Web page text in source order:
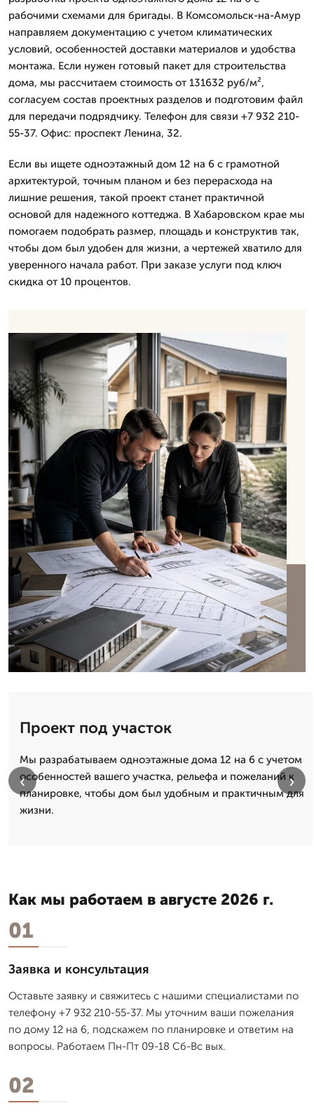
рабочими схемами для бригады. В Комсомольск-на-Амур
направляем документацию с учетом климатических
условий, особенностей доставки материалов и удобства
монтажа. Если нужен готовый пакет для строительства
дома, мы рассчитаем стоимость от 131632 руб/м²,
согласуем состав проектных разделов и подготовим файл
для передачи подрядчику. Телефон для связи +7 932 210-
55-37. Офис: проспект Ленина, 32.
Если вы ищете одноэтажный дом 12 на 6 с грамотной
архитектурой, точным планом и без перерасхода на
лишние решения, такой проект станет практичной
основой для надежного коттеджа. В Хабаровском крае мы
помогаем подобрать размер, площадь и конструктив так,
чтобы дом был удобен для жизни, а чертежей хватило для
уверенного начала работ. При заказе услуги под ключ
скидка от 10 процентов.
Проект под участок
Мы разрабатываем одноэтажные дома 12 на 6 с учетом
особенностей вашего участка, рельефа и пожеланий к
планировке, чтобы дом был удобным и практичным для
жизни.
‹ ›
Как мы работаем в августе 2026 г.
01
Заявка и консультация
Оставьте заявку и свяжитесь с нашими специалистами по
телефону +7 932 210-55-37. Мы уточним ваши пожелания
по дому 12 на 6, подскажем по планировке и ответим на
вопросы. Работаем Пн-Пт 09-18 Сб-Вс вых.
02